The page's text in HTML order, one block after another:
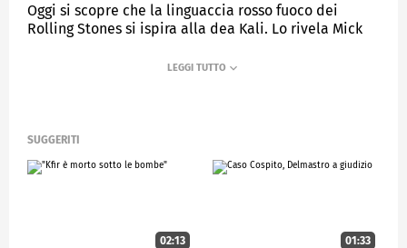
Oggi si scopre che la linguaccia rosso fuoco dei
Rolling Stones si ispira alla dea Kali. Lo rivela Mick
SUGGERITI
02:13 01:33